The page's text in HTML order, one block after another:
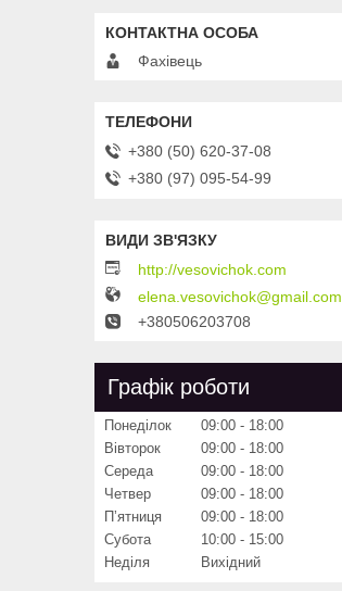
Фахівець
+380 (50) 620-37-08
+380 (97) 095-54-99
http://vesovichok.com
elena.vesovichok@gmail.com
+380506203708
Графік роботи
Понеділок 09:00
18:00
Вівторок
09:00
18:00
Середа
09:00
18:00
Четвер
09:00
18:00
Пʼятниця
09:00
18:00
Субота
10:00
15:00
Неділя
Вихідний